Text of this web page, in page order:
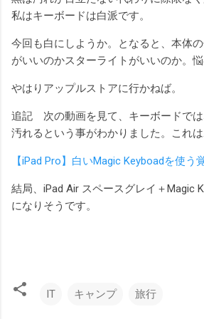
私はキーボードは白派です。
今回も白にしようか。となると、本体
がいいのかスターライトがいいのか。悩
やはりアップルストアに行かねば。
追記 次の動画を見て、キーボードで
汚れるという事がわかりました。これは
【iPad Pro】白いMagic Keyboadを使う
結局、iPad Air スペースグレイ＋Magic
になりそうです。
IT キャンプ 旅行